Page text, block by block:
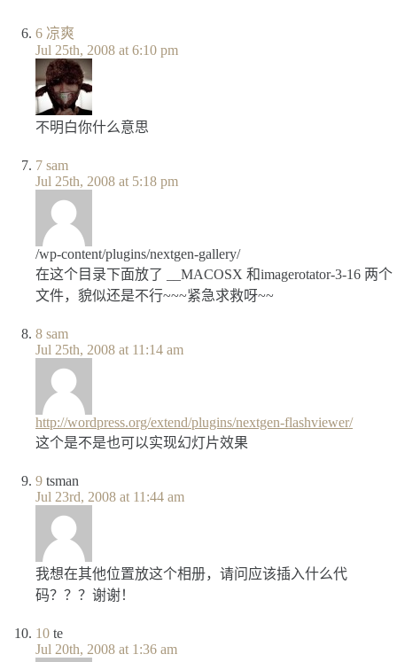
6 凉爽
Jul 25th, 2008 at 6:10 pm
不明白你什么意思
7 sam
Jul 25th, 2008 at 5:18 pm
/wp-content/plugins/nextgen-gallery/
在这个目录下面放了 __MACOSX 和imagerotator-3-16 两个
文件，貌似还是不行~~~紧急求救呀~~
8 sam
Jul 25th, 2008 at 11:14 am
http://wordpress.org/extend/plugins/nextgen-flashviewer/
这个是不是也可以实现幻灯片效果
9 tsman
Jul 23rd, 2008 at 11:44 am
我想在其他位置放这个相册，请问应该插入什么代
码？？？谢谢！
10 te
Jul 20th, 2008 at 1:36 am